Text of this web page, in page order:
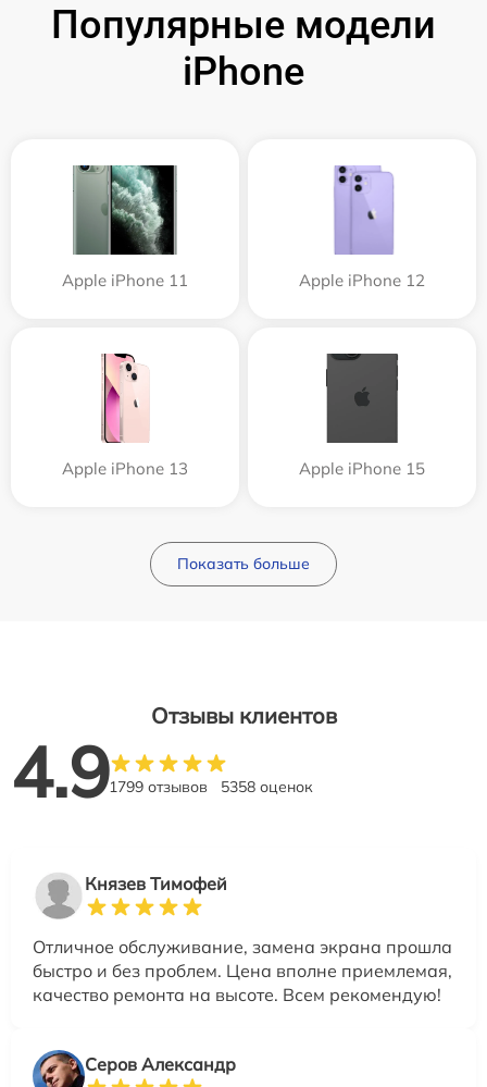
Популярные модели
iPhone
Apple iPhone 11 Apple iPhone 12
Apple iPhone 13 Apple iPhone 15
Показать больше
Отзывы клиентов
4.91799 отзывов 5358 оценок
Князев Тимофей
Отличное обслуживание, замена экрана прошла
быстро и без проблем. Цена вполне приемлемая,
качество ремонта на высоте. Всем рекомендую!
Серов Александр